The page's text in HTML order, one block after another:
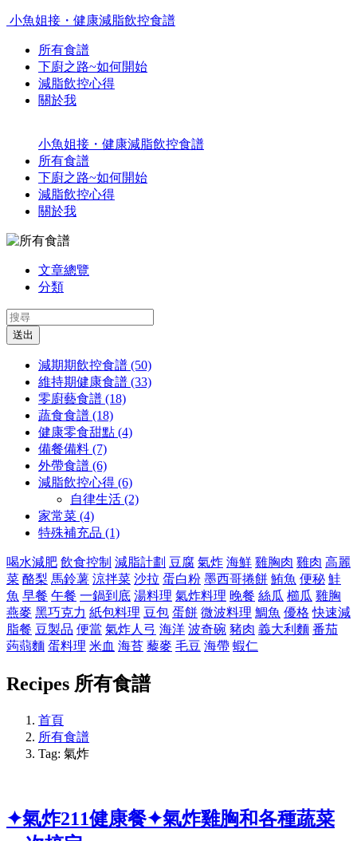
小魚姐接・健康減脂飲控食譜
所有食譜
下廚之路~如何開始
減脂飲控心得
關於我
小魚姐接・健康減脂飲控食譜
所有食譜
下廚之路~如何開始
減脂飲控心得
關於我
文章總覽
分類
送出
減期期飲控食譜 (50)
維持期健康食譜 (33)
零廚藝食譜 (18)
蔬食食譜 (18)
健康零食甜點 (4)
備餐備料 (7)
外帶食譜 (6)
減脂飲控心得 (6)
自律生活 (2)
家常菜 (4)
特殊補充品 (1)
喝水減肥 飲食控制 減脂計劃 豆腐 氣炸 海鮮 雞胸肉 雞肉 高麗
菜 酪梨 馬鈴薯 涼拌菜 沙拉 蛋白粉 墨西哥捲餅 鮪魚 便秘 鮭
魚 早餐 午餐 一鍋到底 湯料理 氣炸料理 晚餐 絲瓜 櫛瓜 雞胸
燕麥 黑巧克力 紙包料理 豆包 蛋餅 微波料理 鯛魚 優格 快速減
脂餐 豆製品 便當 氣炸人弓 海洋 波奇碗 豬肉 義大利麵 番茄
蒟蒻麵 蛋料理 米血 海苔 藜麥 毛豆 海帶 蝦仁
Recipes 所有食譜
首頁
所有食譜
Tag: 氣炸
✦氣炸211健康餐✦氣炸雞胸和各種蔬菜